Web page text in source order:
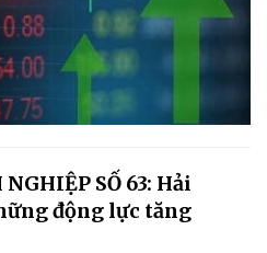
SỐ 63: Hải
động lực tăng